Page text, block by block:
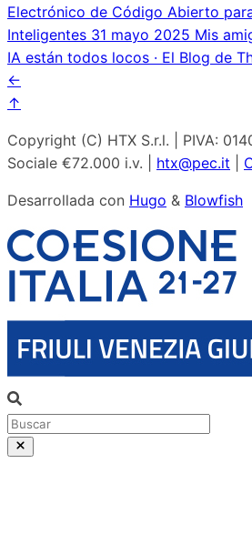
Electrónico de Código Abierto
Inteligentes 31 mayo 2025 Mis
IA están todos locos · El Blog de
←
↑
Copyright (C) HTX S.r.l. | PIVA:
Sociale €72.000 i.v. | htx@pec.it
Desarrollada con Hugo & Blowfish